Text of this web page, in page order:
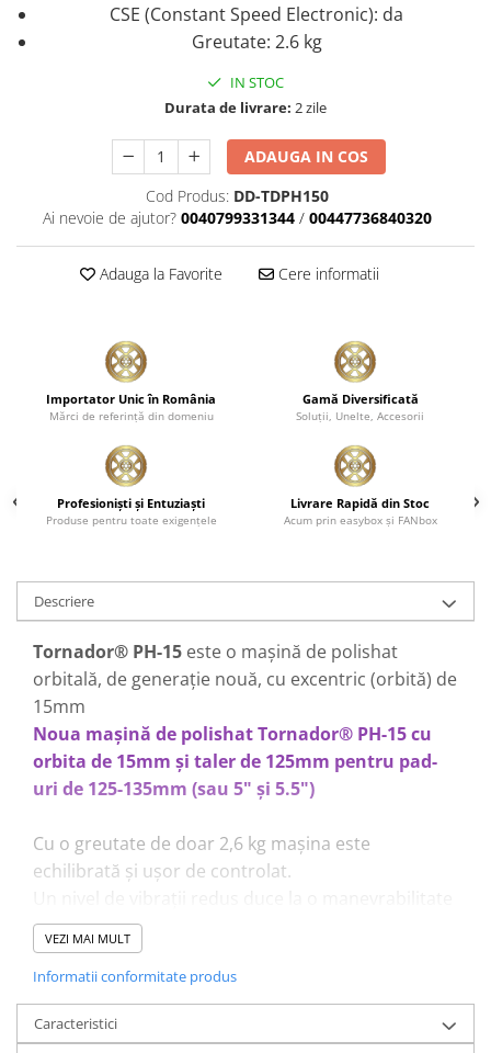
Tratamente şi Întreţinere
Plastice
Odorizante
Mănuşi Spălare
Prosoape Uscare
Lavete Microfibră
Aplicatoare Microfibră
Accesorii Detailing Auto
Pensule şi Perii
Mănuşi Nitril / Diverse
Kit-uri Detailing
Seria PRO (5L & 25L)
Exterior
Interior
Jante şi Anvelope
Paint Protection Film (PPF)
Oferte Speciale
Distinct Lifestyle
Acreditări & Training
CSE (Constant Speed ​​Electronic): da
Greutate: 2.6 kg
IN STOC
Durata de livrare: 2 zile
ADAUGA IN COS
Cod Produs: DD-TDPH150
Ai nevoie de ajutor? 0040799331344 / 00447736840320
Adauga la Favorite Cere informatii
Importator Unic în România
Mărci de referinţă din domeniu
Gamă Diversificată
Soluţii, Unelte, Accesorii
Profesionişti şi Entuziaşti
Produse pentru toate exigenţele
Livrare Rapidă din Stoc
Acum prin easybox şi FANbox
Descriere
Tornador® PH-15 este o maşină de polishat
orbitală, de generaţie nouă, cu excentric (orbită) de
15mm
Noua mașină de polishat Tornador® PH-15 cu
orbita de 15mm şi taler de 125mm pentru pad-
uri de 125-135mm (sau 5" şi 5.5")
Cu o greutate de doar 2,6 kg mașina este
echilibrată și ușor de controlat.
uşoară și face din alegerea acestei mașini opțiunea
nr. 1 pentru funcționare profesională continuă.
Motorul de 900 W garantează o corecție rapidă și
fără holograme.
Cablul electric de 10 metri permite o rază mare de
VEZI MAI MULT
Informatii conformitate produs
Caracteristici